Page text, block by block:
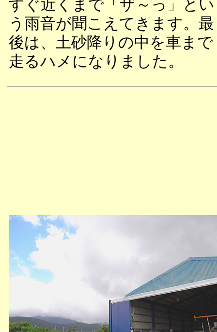
すぐ近くまで「ザ～っ」とい
う雨音が聞こえてきます。最
後は、土砂降りの中を車まで
走るハメになりました。